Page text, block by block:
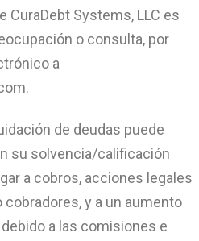
CuraDebt Systems, LLC es
o consulta, por
a
.
de deudas puede
su solvencia/calificación
a cobros, acciones legales
y a un aumento
a las comisiones e